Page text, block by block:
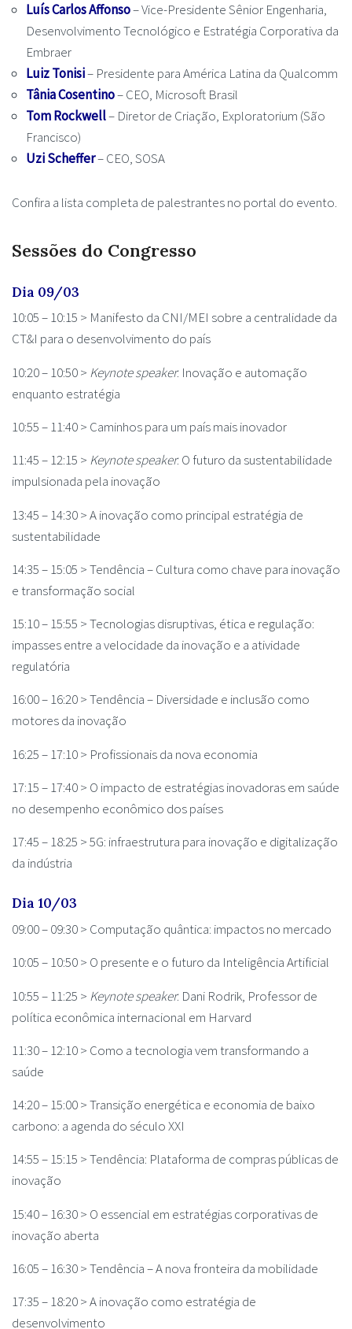
Luís Carlos Affonso– Vice-Presidente Sênior Engenharia,
Desenvolvimento Tecnológico e Estratégia Corporativa da
Embraer
Luiz Tonisi– Presidente para América Latina da Qualcomm
Tânia Cosentino– CEO, Microsoft Brasil
Tom Rockwell– Diretor de Criação, Exploratorium (São
Francisco)
Uzi Scheffer– CEO, SOSA
Confira a lista completa de palestrantes no portal do evento.
Sessões do Congresso
Dia 09/03
10:05 – 10:15 > Manifesto da CNI/MEI sobre a centralidade da
CT&I para o desenvolvimento do país
10:20 – 10:50 > Keynote speaker: Inovação e automação
enquanto estratégia
10:55 – 11:40 > Caminhos para um país mais inovador
11:45 – 12:15 > Keynote speaker: O futuro da sustentabilidade
impulsionada pela inovação
13:45 – 14:30 > A inovação como principal estratégia de
sustentabilidade
14:35 – 15:05 > Tendência – Cultura como chave para inovação
e transformação social
15:10 – 15:55 > Tecnologias disruptivas, ética e regulação:
impasses entre a velocidade da inovação e a atividade
regulatória
16:00 – 16:20 > Tendência – Diversidade e inclusão como
motores da inovação
16:25 – 17:10 > Profissionais da nova economia
17:15 – 17:40 > O impacto de estratégias inovadoras em saúde
no desempenho econômico dos países
17:45 – 18:25 > 5G: infraestrutura para inovação e digitalização
da indústria
Dia 10/03
09:00 – 09:30 > Computação quântica: impactos no mercado
10:05 – 10:50 > O presente e o futuro da Inteligência Artificial
10:55 – 11:25 > Keynote speaker: Dani Rodrik, Professor de
política econômica internacional em Harvard
11:30 – 12:10 > Como a tecnologia vem transformando a
saúde
14:20 – 15:00 > Transição energética e economia de baixo
carbono: a agenda do século XXI
14:55 – 15:15 > Tendência: Plataforma de compras públicas de
inovação
15:40 – 16:30 > O essencial em estratégias corporativas de
inovação aberta
16:05 – 16:30 > Tendência – A nova fronteira da mobilidade
17:35 – 18:20 > A inovação como estratégia de
desenvolvimento